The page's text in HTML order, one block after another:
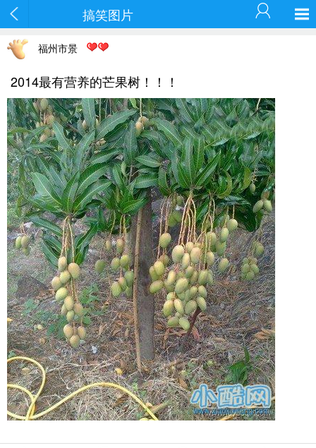
搞笑图片
福州市景
2014最有营养的芒果树！！！